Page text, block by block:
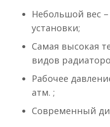
Небольшой вес –
установки;
Самая высокая
видов
Рабочее
атм. ;
Современный